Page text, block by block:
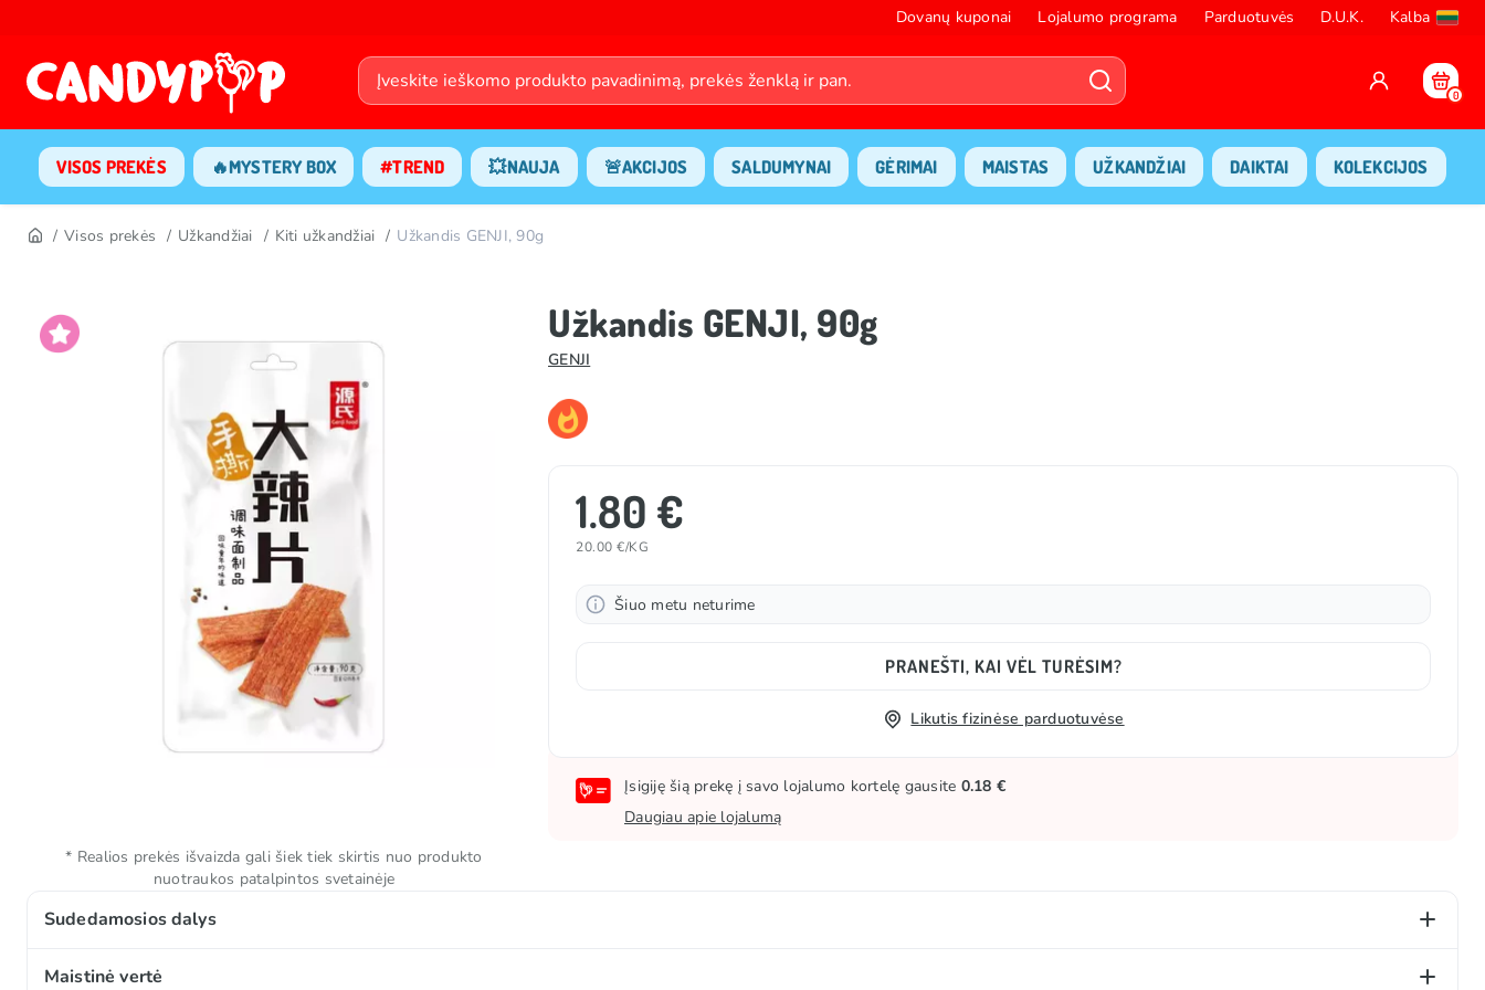
Dovanų kuponai Lojalumo programa Parduotuvės D.U.K. Kalba
0
VISOS PREKĖS 🔥MYSTERY BOX #TREND 💥NAUJA 🚨AKCIJOS SALDUMYNAI GĖRIMAI MAISTAS UŽKANDŽIAI DAIKTAI KOLEKCIJOS
Visos prekės Užkandžiai Kiti užkandžiai Užkandis GENJI, 90g
Užkandis GENJI, 90g
GENJI
1.80 €
20.00 €/KG
Šiuo metu neturime
PRANEŠTI, KAI VĖL TURĖSIM?
Likutis fizinėse parduotuvėse
Įsigiję šią prekę į savo lojalumo kortelę gausite 0.18 €
Daugiau apie lojalumą
Sudedamosios dalys
Su cukrumi ir saldikliais.
Maistinė vertė
* Realios prekės išvaizda gali šiek tiek skirtis nuo produkto
nuotraukos patalpintos svetainėje